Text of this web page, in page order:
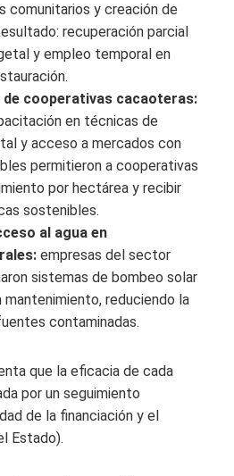
comunitarios y creación de
recuperación parcial
y empleo temporal en
cooperativas cacaoteras:
en técnicas de
y acceso a mercados con
permitieron a cooperativas
por hectárea y recibir
sostenibles.
al agua en
empresas del sector
sistemas de bombeo solar
reduciendo la
contaminadas.
que la eficacia de cada
por un seguimiento
de la financiación y el
Estado).